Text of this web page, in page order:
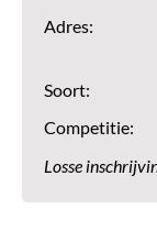
Adres:
Soort:
Competitie:
Losse